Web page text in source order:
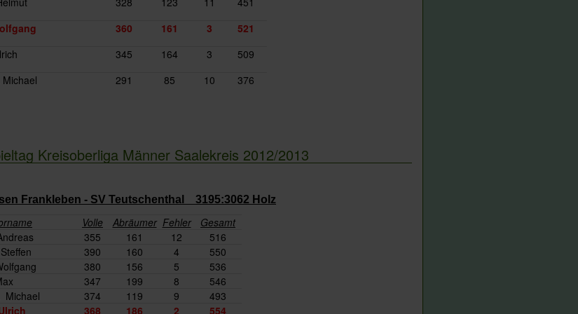
360 161 3
521
345 164 3
509
291 85 10 376
Kreisoberliga Männer Saalekreis 2012/2013
Frankleben - SV Teutschenthal 3195:3062 Holz
Volle Abräumer Fehler
Gesamt
355 161 12
516
390 160 4
550
380 156 5
536
347 199 8
546
Michael
374 119 9
493
368 186 2 554